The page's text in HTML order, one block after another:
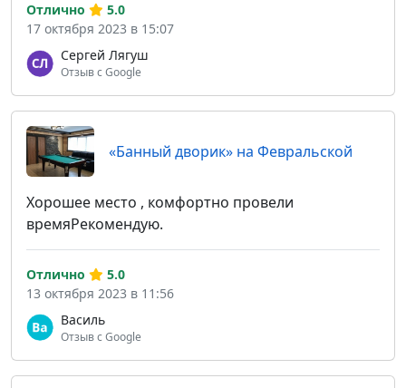
Сергей Лягуш
Отзыв с Google
Отлично
5.0
17 октября 2023 в 15:07
«Банный дворик» на Февральской
Хорошее место , комфортно провели
времяРекомендую.
Василь
Отзыв с Google
Отлично
5.0
13 октября 2023 в 11:56